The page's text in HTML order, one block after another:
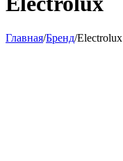
Главная/Бренд/Electrolux